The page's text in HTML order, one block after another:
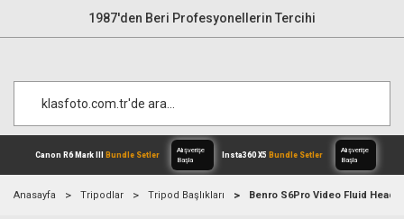
1987'den Beri Profesyonellerin Tercihi
Anasayfa Tripodlar Tripod Başlıkları Benro S6Pro Video Fluid Head